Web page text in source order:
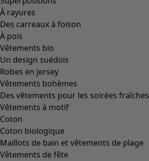
À rayures
Des carreaux à foison
À pois
Vêtements bio
Un design suédois
Robes en jersey
Vêtements bohèmes
Des vêtements pour les soirées fraîches
Vêtements à motif
Coton
Coton biologique
Maillots de bain et vêtements de plage
Vêtements de fête